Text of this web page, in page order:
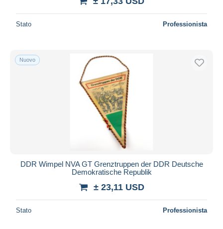
Stato Professionista
Nuovo
DDR Wimpel NVA GT Grenztruppen der DDR Deutsche
Demokratische Republik
± 23,11 USD
Stato Professionista